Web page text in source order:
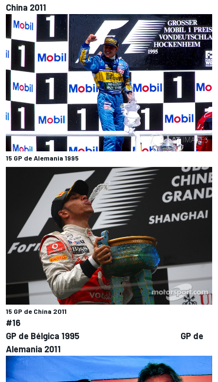
China 2011
15 GP de Alemania 1995
15 GP de China 2011
#16
GP de Bélgica 1995 GP de
Alemania 2011